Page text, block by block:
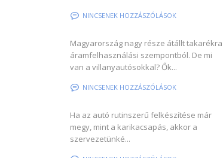
NINCSENEK HOZZÁSZÓLÁSOK
Magyarország nagy része átállt takarékra
áramfelhasználási szempontból. De mi
van a villanyautósokkal? Ők...
NINCSENEK HOZZÁSZÓLÁSOK
Ha az autó rutinszerű felkészítése már
megy, mint a karikacsapás, akkor a
szervezetünké...